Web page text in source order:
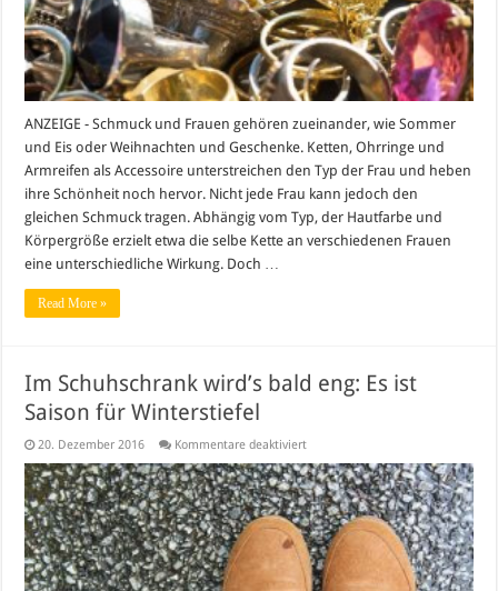
ANZEIGE - Schmuck und Frauen gehören zueinander, wie Sommer
und Eis oder Weihnachten und Geschenke. Ketten, Ohrringe und
Armreifen als Accessoire unterstreichen den Typ der Frau und heben
ihre Schönheit noch hervor. Nicht jede Frau kann jedoch den
gleichen Schmuck tragen. Abhängig vom Typ, der Hautfarbe und
Körpergröße erzielt etwa die selbe Kette an verschiedenen Frauen
eine unterschiedliche Wirkung. Doch …
Read More »
Im Schuhschrank wird’s bald eng: Es ist
Saison für Winterstiefel
20. Dezember 2016 Kommentare deaktiviertfür
Schuhschrank
wird’s
bald
eng:
Es
ist
Saison
für
Winterstiefel